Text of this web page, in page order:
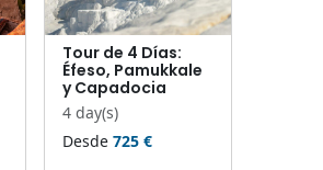
Tour de 4 Días:
Éfeso, Pamukkale
y Capadocia
4 day(s)
Desde 725 €